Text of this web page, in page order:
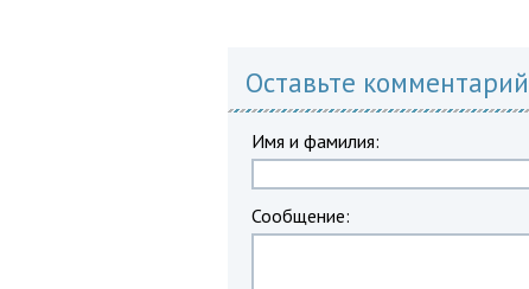
Оставьте комментарий
Имя и фамилия:
Сообщение: